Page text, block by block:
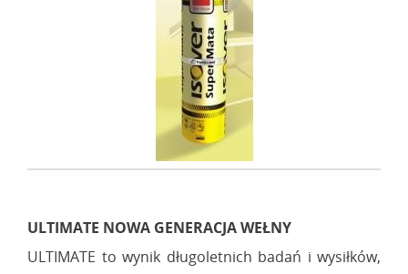
ULTIMATE NOWA GENERACJA WEŁNY
ULTIMATE to wynik długoletnich badań i wysiłków,